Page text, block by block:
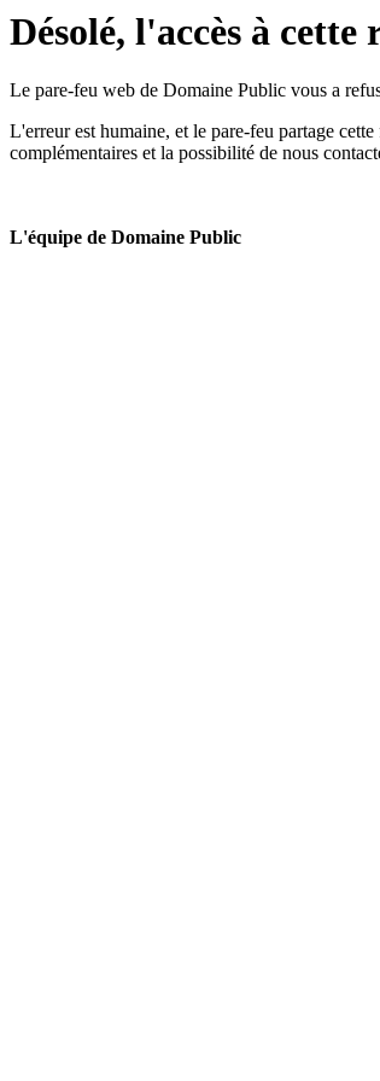
Désolé, l'accès à cette
Le pare-feu web de Domaine Public vous a
L'erreur est humaine, et le pare-feu partage
complémentaires et la possibilité de nous
L'équipe de Domaine Public